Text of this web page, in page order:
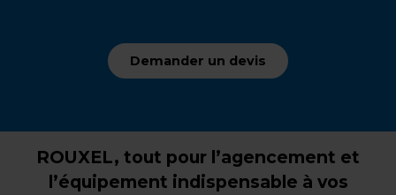
Demander un devis
ROUXEL, tout pour l’agencement et
l’équipement indispensable à vos